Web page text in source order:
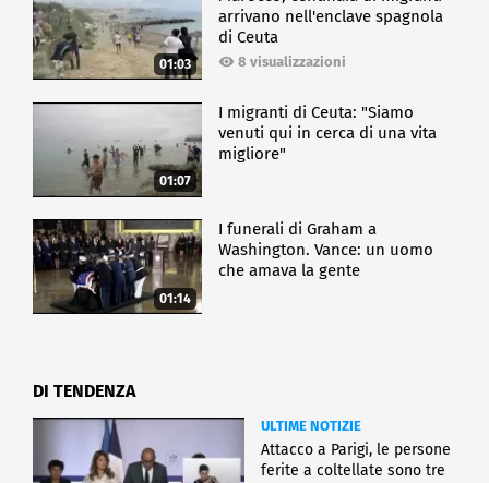
01:03
arrivano nell'enclave spagnola
di Ceuta
8 visualizzazioni
01:07
I migranti di Ceuta: "Siamo
venuti qui in cerca di una vita
migliore"
01:14
I funerali di Graham a
Washington. Vance: un uomo
che amava la gente
DI TENDENZA
ULTIME NOTIZIE
Attacco a Parigi, le persone
ferite a coltellate sono tre